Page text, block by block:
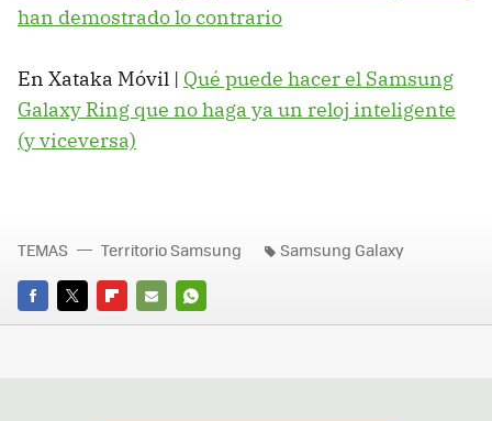
han demostrado lo contrario
En Xataka Móvil | Qué puede hacer el Samsung
Galaxy Ring que no haga ya un reloj inteligente
(y viceversa)
FACEBOOK
TWITTERFLIPBOARD
E-
WHATSAPP
TEMAS Territorio Samsung Samsung Galaxy